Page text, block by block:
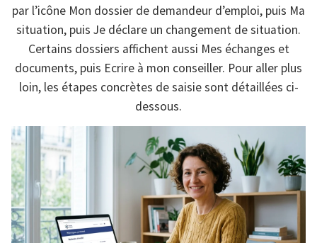
par l’icône Mon dossier de demandeur d’emploi, puis Ma
situation, puis Je déclare un changement de situation.
Certains dossiers affichent aussi Mes échanges et
documents, puis Ecrire à mon conseiller. Pour aller plus
loin, les étapes concrètes de saisie sont détaillées ci-
dessous.